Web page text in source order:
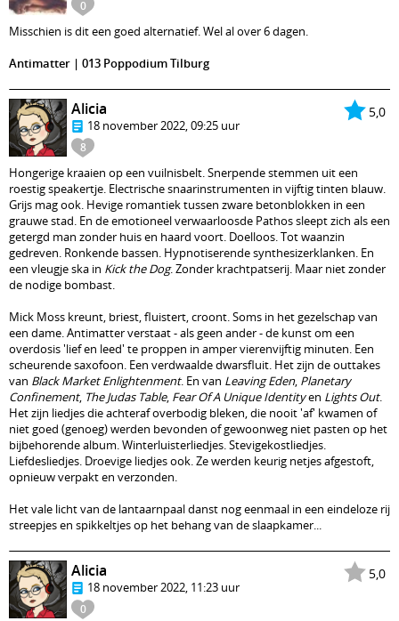
0
Misschien is dit een goed alternatief. Wel al over 6 dagen.
Antimatter | 013 Poppodium Tilburg
5,0
8
Alicia
18 november 2022, 09:25 uur
Hongerige kraaien op een vuilnisbelt. Snerpende stemmen uit een
roestig speakertje. Electrische snaarinstrumenten in vijftig tinten blauw.
Grijs mag ook. Hevige romantiek tussen zware betonblokken in een
grauwe stad. En de emotioneel verwaarloosde Pathos sleept zich als een
getergd man zonder huis en haard voort. Doelloos. Tot waanzin
gedreven. Ronkende bassen. Hypnotiserende synthesizerklanken. En
een vleugje ska in Kick the Dog. Zonder krachtpatserij. Maar niet zonder
de nodige bombast.
Mick Moss kreunt, briest, fluistert, croont. Soms in het gezelschap van
een dame. Antimatter verstaat - als geen ander - de kunst om een
overdosis 'lief en leed' te proppen in amper vierenvijftig minuten. Een
scheurende saxofoon. Een verdwaalde dwarsfluit. Het zijn de outtakes
van Black Market Enlightenment. En van Leaving Eden, Planetary
Confinement, The Judas Table, Fear Of A Unique Identityen Lights Out.
Het zijn liedjes die achteraf overbodig bleken, die nooit 'af' kwamen of
niet goed (genoeg) werden bevonden of gewoonweg niet pasten op het
bijbehorende album. Winterluisterliedjes. Stevigekostliedjes.
Liefdesliedjes. Droevige liedjes ook. Ze werden keurig netjes afgestoft,
opnieuw verpakt en verzonden.
Het vale licht van de lantaarnpaal danst nog eenmaal in een eindeloze rij
streepjes en spikkeltjes op het behang van de slaapkamer...
5,0
0
Alicia
18 november 2022, 11:23 uur